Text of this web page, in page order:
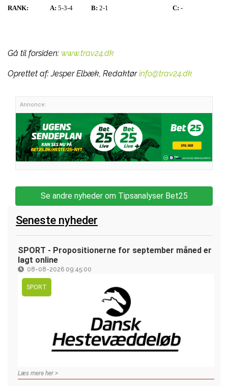
RANK: A: 5-3-4 B: 2-1 C: -
Gå til forsiden: www.trav24.dk
Oprettet af:Jesper Elbæk, Redaktør info@trav24.dk
Annonce:
Se andre nyheder om Tipsanalyser Bet25
Seneste nyheder
SPORT - Propositionerne for september måned er
lagt online
08-08-2026 09:45:00
SPORT
Læs mere her >